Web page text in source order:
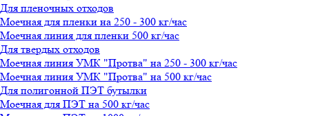
Для пленочных отходов
Моечная для пленки на 250 - 300 кг/час
Моечная линия для пленки 500 кг/час
Для твердых отходов
Моечная линия УМК "Протва" на 250 - 300 кг/час
Моечная линия УМК "Протва" на 500 кг/час
Для полигонной ПЭТ бутылки
Моечная для ПЭТ на 500 кг/час
Введите сообщение
Олеся
менеджер-консультант
Здравствуйте!
Олесяпечатает...